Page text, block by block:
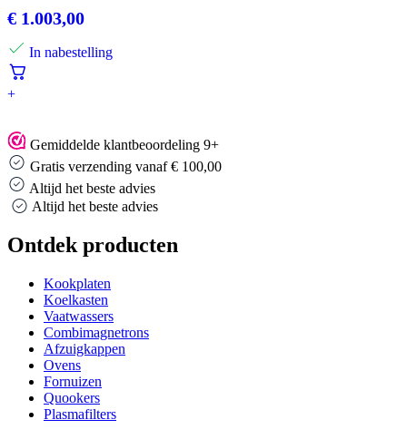
€ 1.003,00
In nabestelling
+
Gemiddelde klantbeoordeling 9+
Gratis verzending vanaf € 100,00
Altijd het beste advies
Altijd het beste advies
Ontdek producten
Kookplaten
Koelkasten
Vaatwassers
Combimagnetrons
Afzuigkappen
Ovens
Fornuizen
Quookers
Plasmafilters